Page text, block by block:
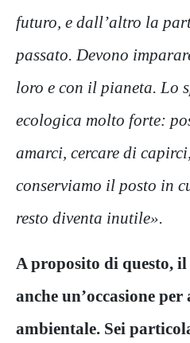
futuro, e dall’altro la
passato. Devono
loro e con il pianeta. Lo
ecologica molto forte:
amarci, cercare di
conserviamo il posto in
resto diventa inutile».
A proposito di questo, il
anche un’occasione
ambientale. Sei